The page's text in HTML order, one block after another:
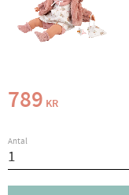
789 KR
Antal